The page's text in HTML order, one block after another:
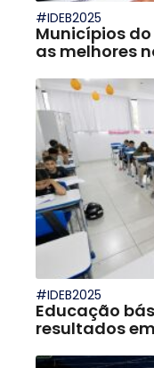
#IDEB2025
Municípios
as melhores
#IDEB2025
Educação
resultados